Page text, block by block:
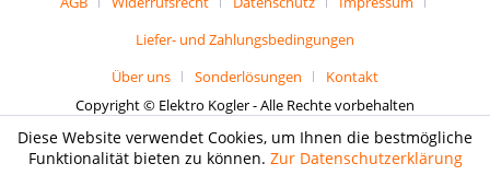
Liefer- und Zahlungsbedingungen
Über uns
Sonderlösungen
Kontakt
Copyright © Elektro Kogler - Alle Rechte vorbehalten
Diese Website verwendet Cookies, um Ihnen die bestmögliche
Funktionalität bieten zu können. Zur Datenschutzerklärung